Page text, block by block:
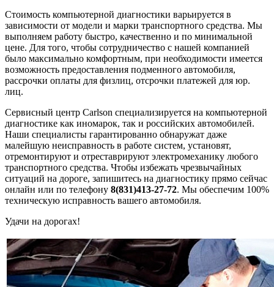
Стоимость компьютерной диагностики варьируется в
зависимости от модели и марки транспортного средства. Мы
выполняем работу быстро, качественно и по минимальной
цене. Для того, чтобы сотрудничество с нашей компанией
было максимально комфортным, при необходимости имеется
возможность предоставления подменного автомобиля,
рассрочки оплаты для физлиц, отсрочки платежей для юр.
лиц.
Сервисный центр Carlson специализируется на компьютерной
диагностике как иномарок, так и российских автомобилей.
Наши специалисты гарантированно обнаружат даже
малейшую неисправность в работе систем, установят,
отремонтируют и отреставрируют электромеханику любого
транспортного средства. Чтобы избежать чрезвычайных
ситуаций на дороге, запишитесь на диагностику прямо сейчас
онлайн или по телефону 8(831)413-27-72. Мы обеспечим 100%
техническую исправность вашего автомобиля.
Удачи на дорогах!